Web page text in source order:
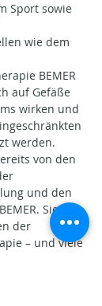
Sport sowie
wie dem
BEMER
auf Gefäße
wirken und
werden.
von den
und den
Sie
der
– und viele